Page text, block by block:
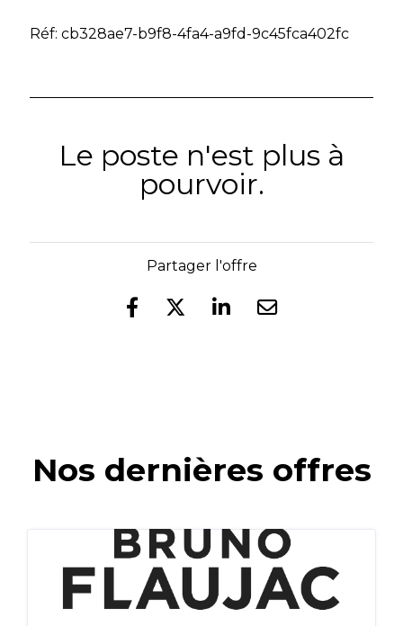
Réf: cb328ae7-b9f8-4fa4-a9fd-9c45fca402fc
Le poste n'est plus à
pourvoir.
Partager l'offre
Nos dernières offres